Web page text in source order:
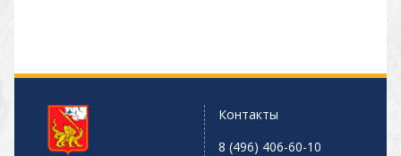
Контакты
8 (496) 406-60-10